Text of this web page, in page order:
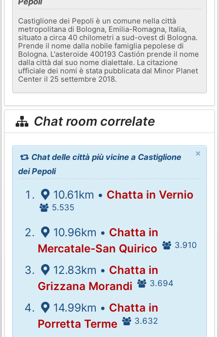
Castiglione dei Pepoli è un comune nella città
metropolitana di Bologna, Emilia-Romagna, Italia,
situato a circa 40 chilometri a sud-ovest di Bologna.
Prende il nome dalla nobile famiglia pepolese di
Bologna. L'asteroide 400193 Castión prende il nome
dalla città dal suo nome dialettale. La citazione
ufficiale dei nomi è stata pubblicata dal Minor Planet
Center il 25 settembre 2018.
Chat room correlate
×
Chat delle città più vicine a Castiglione
dei Pepoli
10.61km • Chatta in Vernio
5.535
10.96km • Chatta in
Mercatale-San Quirico
3.910
12.83km • Chatta in
Grizzana Morandi
3.694
14.99km • Chatta in
Porretta Terme
3.632